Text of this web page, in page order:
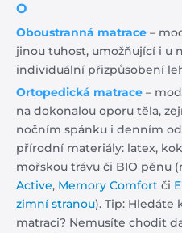
O
Oboustranná matrace –
jinou tuhost, umožňující i u
individuální přizpůsobení
Ortopedická matrace –
na dokonalou oporu těla,
nočním spánku i denním
přírodní materiály: latex,
mořskou trávu či BIO pěnu
Active, Memory Comfort či
zimní stranou). Tip:
matraci? Nemusíte chodit